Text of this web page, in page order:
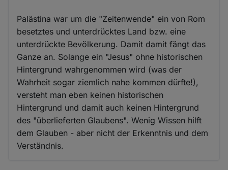
Palästina war um die "Zeitenwende" ein von Rom
besetztes und unterdrücktes Land bzw. eine
unterdrückte Bevölkerung. Damit damit fängt das
Ganze an. Solange ein "Jesus" ohne historischen
Hintergrund wahrgenommen wird (was der
Wahrheit sogar ziemlich nahe kommen dürfte!),
versteht man eben keinen historischen
Hintergrund und damit auch keinen Hintergrund
des "überlieferten Glaubens". Wenig Wissen hilft
dem Glauben - aber nicht der Erkenntnis und dem
Verständnis.